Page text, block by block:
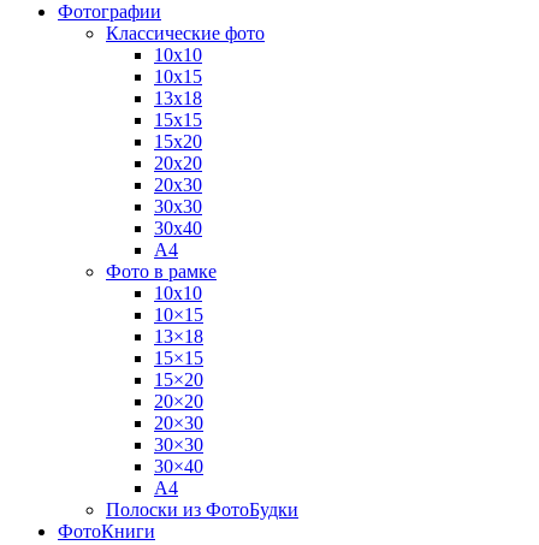
Фотографии
Классические фото
10х10
10х15
13х18
15х15
15х20
20х20
20х30
30х30
30х40
А4
Фото в рамке
10х10
10×15
13×18
15×15
15×20
20×20
20×30
30×30
30×40
A4
Полоски из ФотоБудки
ФотоКниги